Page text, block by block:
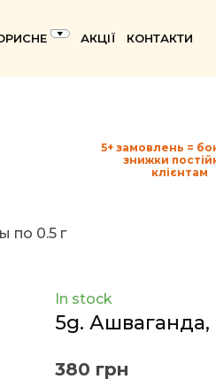
АКЦІЇ КОНТАКТИ
5+ замовлень =
знижки
клієнтам
по 0.5 г
In stock
5g. Ашваганда,
380 грн